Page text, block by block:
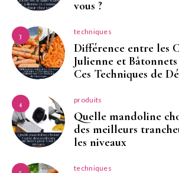
vous ?
3 techniques
Différence entre les
Julienne et
Ces Techniques de
4 produits
Quelle mandoline
des meilleurs
les niveaux
techniques